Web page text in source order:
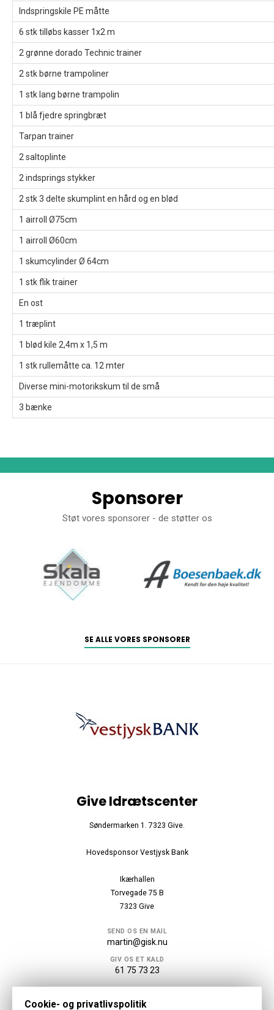
Indspringskile PE måtte
6 stk tilløbs kasser 1x2 m
2 grønne dorado Technic trainer
2 stk børne trampoliner
1 stk lang børne trampolin
1 blå fjedre springbræt
Tarpan trainer
2 saltoplinte
2 indsprings stykker
2 stk 3 delte skumplint en hård og en blød
1 airroll Ø75cm
1 airroll Ø60cm
1 skumcylinder Ø 64cm
1 stk flik trainer
En ost
1 træplint
1 blød kile 2,4m x 1,5 m
1 stk rullemåtte ca. 12 mter
Diverse mini-motorikskum til de små
3 bænke
Sponsorer
Støt vores sponsorer - de støtter os
SE ALLE VORES SPONSORER
Give Idrætscenter
Søndermarken 1. 7323 Give.
Hovedsponsor Vestjysk Bank
Ikærhallen
Torvegade 75 B
7323 Give
SEND OS EN MAIL
martin@gisk.nu
GIV OS ET KALD
61 75 73 23
Følg os
Cookie- og privatlivspolitik